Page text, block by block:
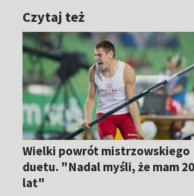
Czytaj też
Wielki powrót mistrzowskiego
duetu. "Nadal myśli, że mam 20
lat"